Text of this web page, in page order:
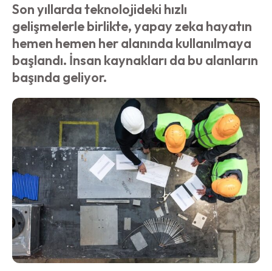
Son yıllarda teknolojideki hızlı
gelişmelerle birlikte, yapay zeka hayatın
hemen hemen her alanında kullanılmaya
başlandı. İnsan kaynakları da bu alanların
başında geliyor.